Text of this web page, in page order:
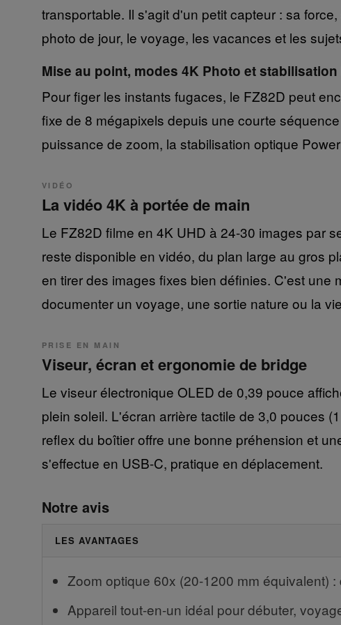
transportable. Il s'agit d'un petit capteur : sa
photo de jour, le voyage, les vacances et les
Mise au point, modes 4K Photo et stabilisation
Pour figer les instants fugaces, le FZ82D peut
fixe de 8 mégapixels depuis une courte
puissance de zoom, la stabilisation optique
VIDÉO
La vidéo 4K à portée de main
Le FZ82D filme en 4K UHD à 24-30 images par
reste disponible en vidéo, du plan large au gros
en tirer des images fixes bien définies. C'est une
documenter un voyage, une sortie nature ou la
PRISE EN MAIN
Viseur, écran et ergonomie de bridge
Le viseur électronique OLED de 0,39 pouce
plein soleil. L'écran arrière tactile de 3,0 pouces
reflex du boîtier offre une bonne préhension et
s'effectue en USB-C, pratique en déplacement.
Notre avis
LES AVANTAGES
Zoom optique 60x (20-1200 mm équivalent)
Appareil tout-en-un idéal pour débuter,